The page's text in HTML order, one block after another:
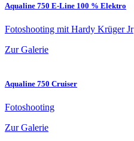
Aqualine 750 E-Line 100 % Elektro
Fotoshooting mit Hardy Krüger Jr
Zur Galerie
Aqualine 750 Cruiser
Fotoshooting
Zur Galerie